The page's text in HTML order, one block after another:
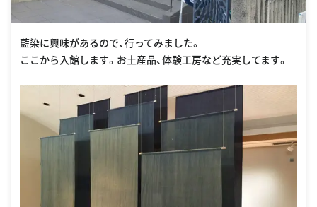
藍染に興味があるので、行ってみました。
ここから入館します。お土産品、体験工房など充実してます。